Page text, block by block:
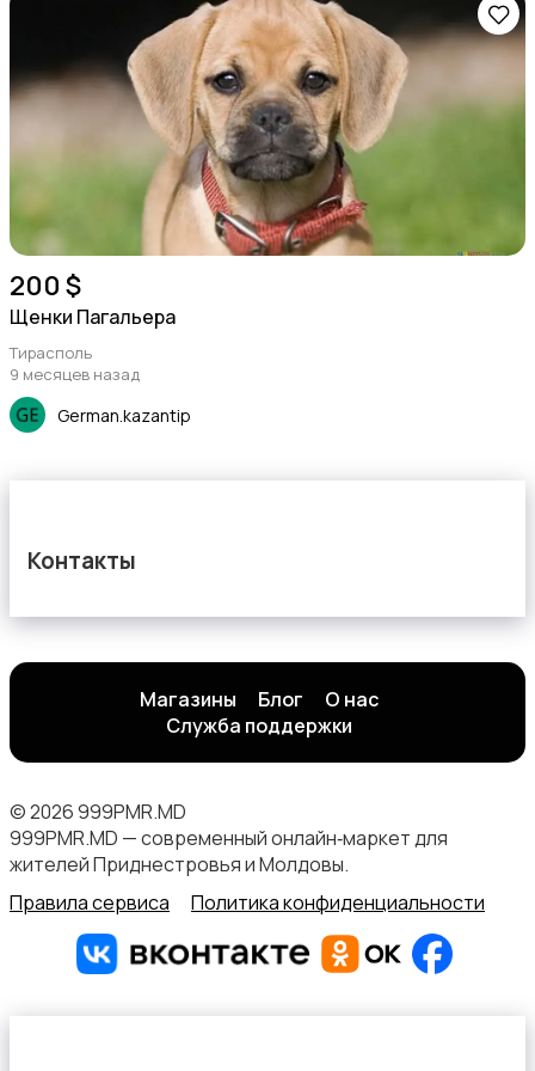
200 $
Щенки Пагальера
Тирасполь
9 месяцев назад
German.kazantip
Контакты
Магазины Блог
О нас
Служба поддержки
© 2026 999PMR.MD
999PMR.MD — современный онлайн‑маркет для
жителей Приднестровья и Молдовы.
Правила сервиса
Политика конфиденциальности